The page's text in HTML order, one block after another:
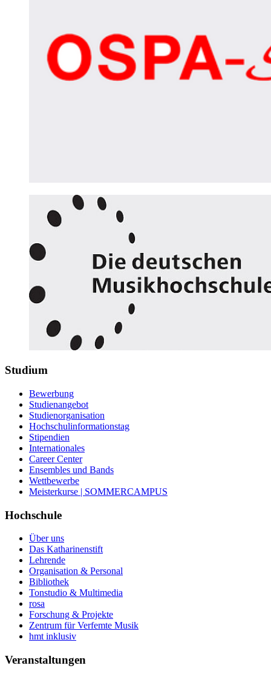
Studium
Bewerbung
Studienangebot
Studienorganisation
Hochschulinformationstag
Stipendien
Internationales
Career Center
Ensembles und Bands
Wettbewerbe
Meisterkurse | SOMMERCAMPUS
Hochschule
Über uns
Das Katharinenstift
Lehrende
Organisation & Personal
Bibliothek
Tonstudio & Multimedia
rosa
Forschung & Projekte
Zentrum für Verfemte Musik
hmt inklusiv
Veranstaltungen